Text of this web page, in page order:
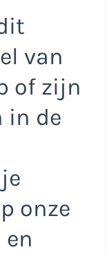
van
of zijn
in de
onze